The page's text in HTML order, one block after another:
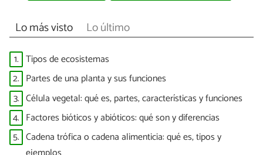
Lo más visto Lo último
1. Tipos de ecosistemas
2. Partes de una planta y sus funciones
3. Célula vegetal: qué es, partes, características y funciones
4. Factores bióticos y abióticos: qué son y diferencias
5. Cadena trófica o cadena alimenticia: qué es, tipos y